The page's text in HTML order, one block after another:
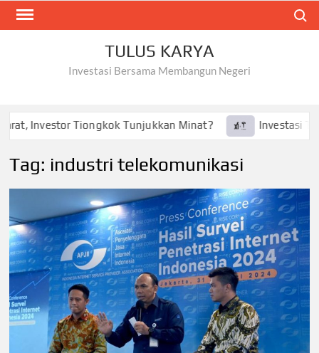
Skip
TULUS KARYA
Investasi Bersama Membangun Negeri
Investor Tiongkok Tunjukkan Minat? Investasi Tesla
Tag: industri telekomunikasi